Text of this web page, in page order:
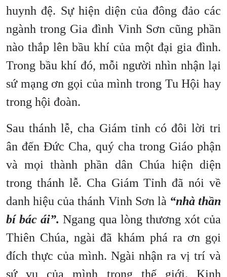
huynh đệ. Sự hiện diện của đông đảo các
ngành trong Gia đình Vinh Sơn cũng phần
nào thắp lên bầu khí của một đại gia đình.
Trong bầu khí đó, mỗi người nhìn nhận lại
sứ mạng ơn gọi của mình trong Tu Hội hay
trong hội đoàn.
Sau thánh lễ, cha Giám tỉnh có đôi lời tri
ân đến Đức Cha, quý cha trong Giáo phận
và mọi thành phần dân Chúa hiện diện
trong thánh lễ. Cha Giám Tỉnh đã nói về
danh hiệu của thánh Vinh Sơn là “nhà thần
bí bác ái”.Ngang qua lòng thương xót của
Thiên Chúa, ngài đã khám phá ra ơn gọi
đích thực của mình. Ngài nhận ra vị trí và
sứ vụ của mình trong thế giới. Kinh